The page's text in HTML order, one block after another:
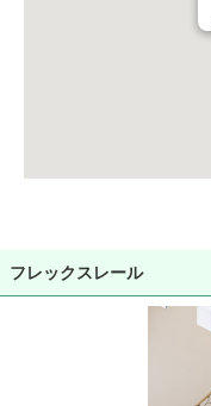
フレックスレール